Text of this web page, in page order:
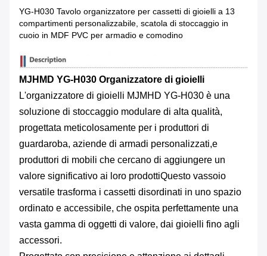
YG-H030 Tavolo organizzatore per cassetti di gioielli a 13
compartimenti personalizzabile, scatola di stoccaggio in
cuoio in MDF PVC per armadio e comodino
MJHMD YG-H030 Organizzatore di gioielli
L'organizzatore di gioielli MJMHD YG-H030 è una
soluzione di stoccaggio modulare di alta qualità,
progettata meticolosamente per i produttori di
guardaroba, aziende di armadi personalizzati,e
produttori di mobili che cercano di aggiungere un
valore significativo ai loro prodottiQuesto vassoio
versatile trasforma i cassetti disordinati in uno spazio
ordinato e accessibile, che ospita perfettamente una
vasta gamma di oggetti di valore, dai gioielli fino agli
accessori.